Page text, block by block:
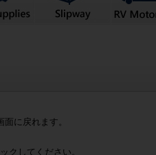
に戻れます。
クしてください。